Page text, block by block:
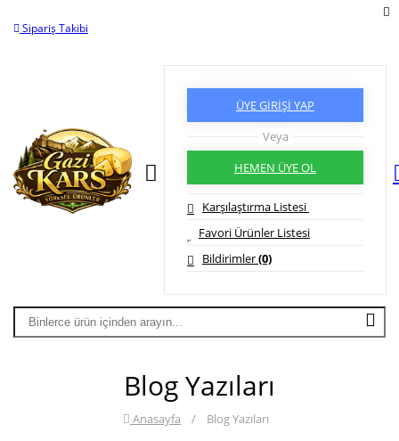
Yardım
ÜYE GİRİŞİ YAP
Veya
HEMEN ÜYE OL
Karşılaştırma Listesi
Favori Ürünler Listesi
Bildirimler(0)
Blog Yazıları
Anasayfa / Blog Yazıları